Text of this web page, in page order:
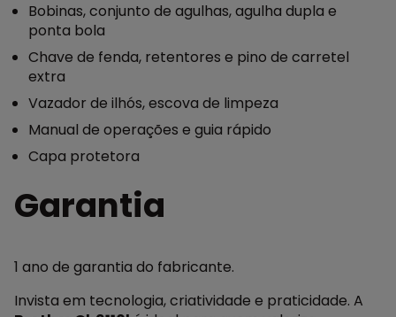
Bobinas, conjunto de agulhas, agulha dupla e
ponta bola
Chave de fenda, retentores e pino de carretel
extra
Vazador de ilhós, escova de limpeza
Manual de operações e guia rápido
Capa protetora
Garantia
1 ano de garantia do fabricante.
Invista em tecnologia, criatividade e praticidade. A